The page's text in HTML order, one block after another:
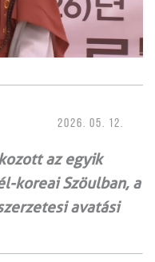
2026. 05. 12.
az egyik
koreai Szöulban, a
avatási